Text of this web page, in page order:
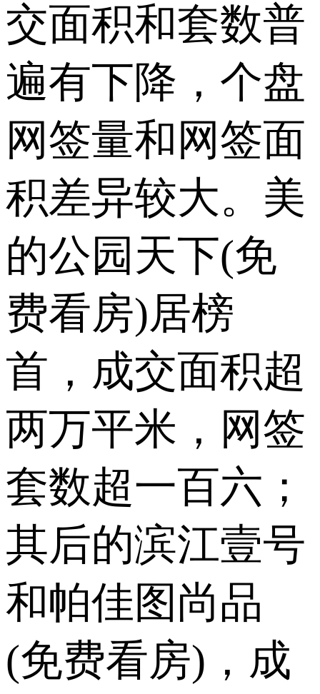
交面积和套数普
遍有下降，个盘
网签量和网签面
积差异较大。美
的公园天下(免
费看房)居榜
首，成交面积超
两万平米，网签
套数超一百六；
其后的滨江壹号
和帕佳图尚品
(免费看房)，成